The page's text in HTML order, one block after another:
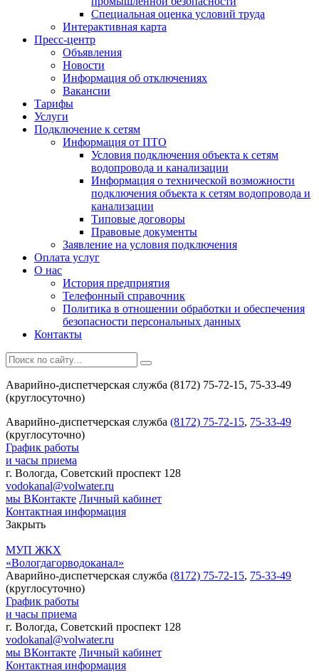
Специальная оценка условий труда
Интерактивная карта
Пресс-центр
Объявления
Новости
Информация об отключениях
Вакансии
Тарифы
Услуги
Подключение к сетям
Информация от ПТО
Условия подключения объекта к сетям
водопровода и канализации
Информация о технической возможности
подключения объекта к сетям водопровода и
канализации
Типовые договоры
Правовые документы
Заявление на условия подключения
Оплата услуг
О нас
История предприятия
Телефонный справочник
Политика в отношении обработки и обеспечения
безопасности персональных данных
Контакты
Аварийно-диспетчерская служба (8172) 75-72-15, 75-33-49
(круглосуточно)
Аварийно-диспетчерская служба (8172) 75-72-15, 75-33-49
(круглосуточно)
График работы
и часы приема
г. Вологда, Советский проспект 128
vodokanal@volwater.ru
мы ВКонтакте Личный кабинет
Контактная информация
Закрыть
МУП ЖКХ
«Вологдагорводоканал»
Аварийно-диспетчерская служба (8172) 75-72-15, 75-33-49
(круглосуточно)
График работы
и часы приема
г. Вологда, Советский проспект 128
vodokanal@volwater.ru
мы ВКонтакте Личный кабинет
Контактная информация